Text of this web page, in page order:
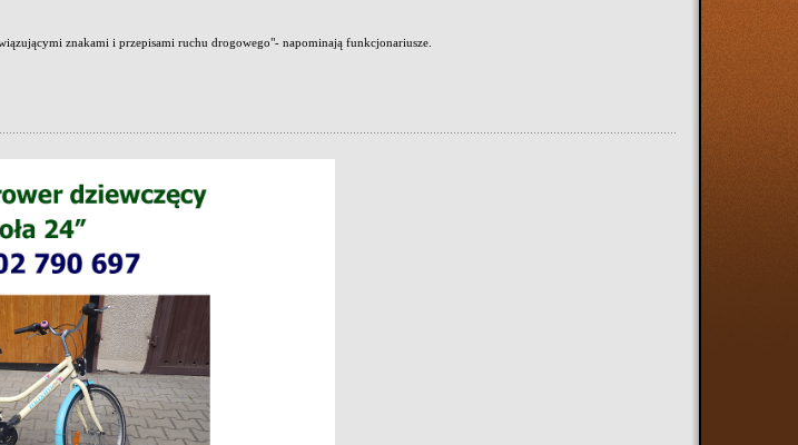
znakami i przepisami ruchu drogowego"- napominają funkcjonariusze.